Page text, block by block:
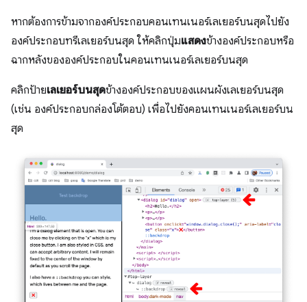
หากต้องการข้ามจากองค์ประกอบคอนเทนเนอร์เลเยอร์บนสุดไปยัง
องค์ประกอบทรีเลเยอร์บนสุด ให้คลิกปุ่มแสดงข้างองค์ประกอบหรือ
ฉากหลังขององค์ประกอบในคอนเทนเนอร์เลเยอร์บนสุด
คลิกป้ายเลเยอร์บนสุดข้างองค์ประกอบของแผนผังเลเยอร์บนสุด
(เช่น องค์ประกอบกล่องโต้ตอบ) เพื่อไปยังคอนเทนเนอร์เลเยอร์บน
สุด